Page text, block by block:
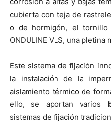
cubierta con teja de
o de hormigón, el
ONDULINE VLS, una pletina
Este sistema de fijación
la instalación de la
aislamiento térmico de
ello, se aportan varios
sistemas de fijación